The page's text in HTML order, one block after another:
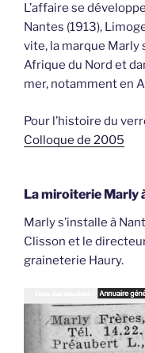
L’affaire se
Nantes (1913),
vite, la marque Marly
Afrique du Nord et
mer, notamment en
Pour l’histoire du
Colloque de 2005
La miroiterie Marly
Marly s’installe à
Clisson et le
graineterie Haury.